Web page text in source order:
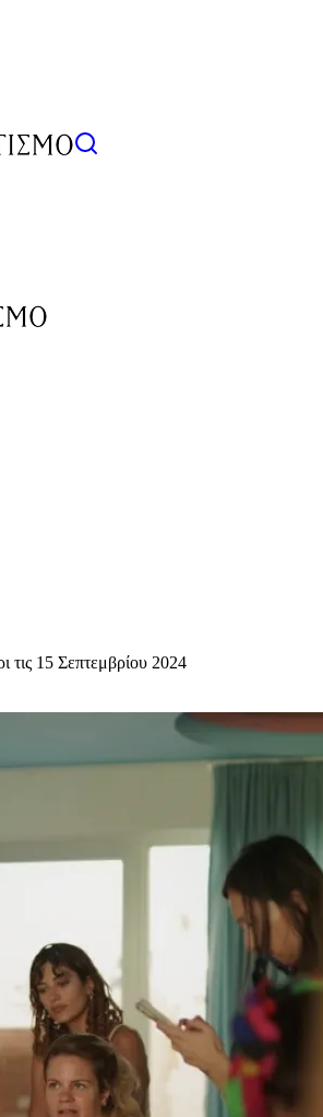
τις 15 Σεπτεμβρίου 2024